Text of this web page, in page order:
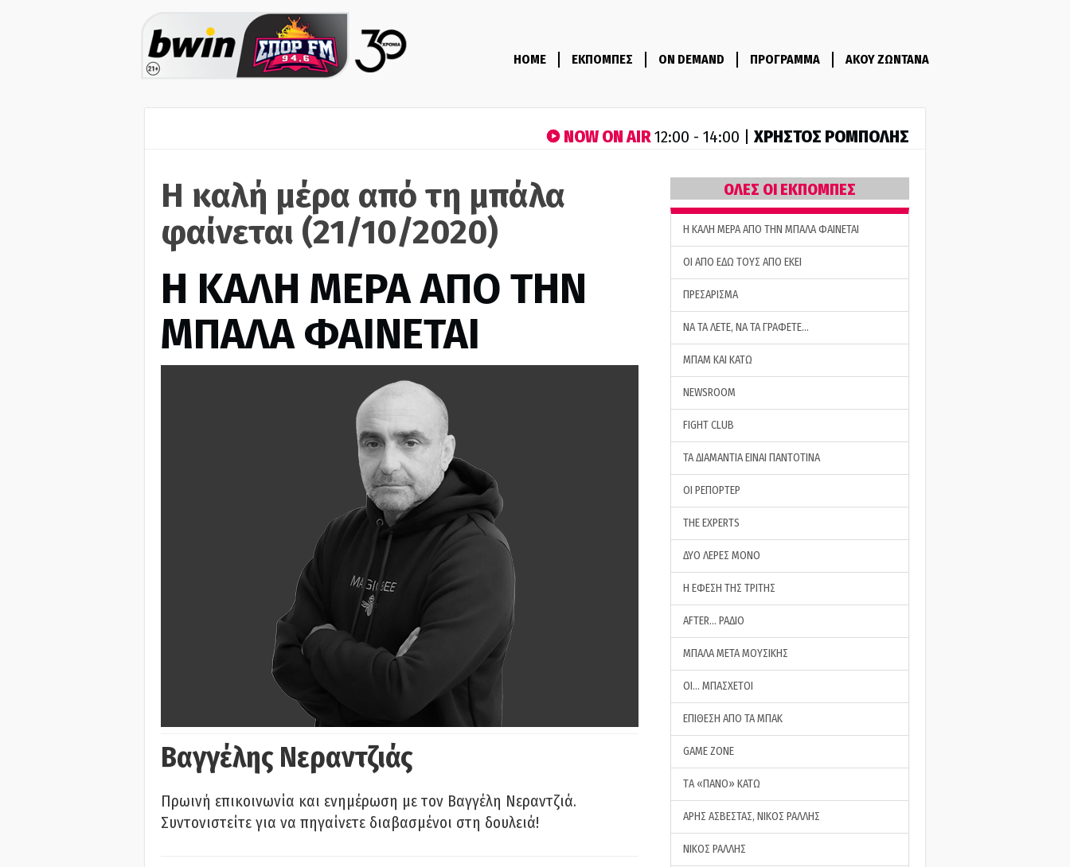
HOME ΕΚΠΟΜΠΕΣ ON DEMAND ΠΡΟΓΡΑΜΜΑ ΑΚΟΥ ΖΩΝΤΑΝΑ
NOW ON AIR12:00 - 14:00 | ΧΡΗΣΤΟΣ ΡΟΜΠΟΛΗΣ
Η καλή μέρα από τη μπάλα
φαίνεται (21/10/2020)
H ΚΑΛΗ ΜΕΡΑ ΑΠΟ ΤΗΝ
ΜΠΑΛΑ ΦΑΙΝΕΤΑΙ
Βαγγέλης Νεραντζιάς
Πρωινή επικοινωνία και ενημέρωση με τον Βαγγέλη Νεραντζιά.
Συντονιστείτε για να πηγαίνετε διαβασμένοι στη δουλειά!
ΟΛΕΣ ΟΙ ΕΚΠΟΜΠΕΣ
H ΚΑΛΗ ΜΕΡΑ ΑΠΟ ΤΗΝ ΜΠΑΛΑ ΦΑΙΝΕΤΑΙ
ΟΙ ΑΠΟ ΕΔΩ ΤΟΥΣ ΑΠΟ ΕΚΕΙ
ΠΡΕΣΑΡΙΣΜΑ
ΝΑ ΤΑ ΛΕΤΕ, ΝΑ ΤΑ ΓΡΑΦΕΤΕ…
ΜΠΑΜ ΚΑΙ ΚΑΤΩ
NEWSROOM
FIGHT CLUB
ΤΑ ΔΙΑΜΑΝΤΙΑ ΕΙΝΑΙ ΠΑΝΤΟΤΙΝΑ
ΟΙ ΡΕΠΟΡΤΕΡ
THE EXPERTS
ΔΥΟ ΛΕΡΕΣ ΜΟΝΟ
Η ΕΦΕΣΗ ΤΗΣ ΤΡΙΤΗΣ
AFTER… ΡΑΔΙΟ
ΜΠΑΛΑ ΜΕΤΑ ΜΟΥΣΙΚΗΣ
ΟΙ… ΜΠΑΣΧΕΤΟΙ
ΕΠΙΘΕΣΗ ΑΠΟ ΤΑ ΜΠΑΚ
GAME ZONE
ΤA «ΠΑΝΟ» ΚΑΤΩ
ΑΡΗΣ ΑΣΒΕΣΤΑΣ, ΝΙΚΟΣ ΡΑΛΛΗΣ
ΝΙΚΟΣ ΡΑΛΛΗΣ